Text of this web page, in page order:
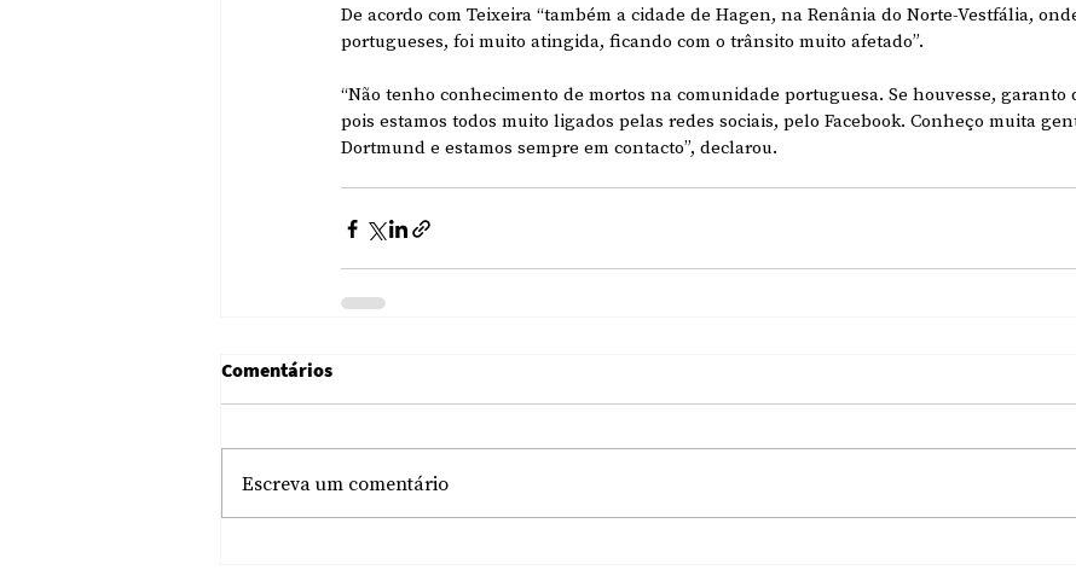
De acordo com Teixeira “também a cidade de Hagen, na Renânia do Norte-Vestfália,
portugueses, foi muito atingida, ficando com o trânsito muito afetado”.
“Não tenho conhecimento de mortos na comunidade portuguesa. Se houvesse, garanto
pois estamos todos muito ligados pelas redes sociais, pelo Facebook. Conheço muita
Dortmund e estamos sempre em contacto”, declarou.
Comentários
Escreva um comentário